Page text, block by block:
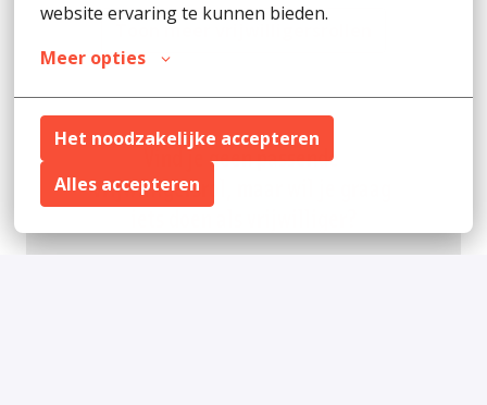
website ervaring te kunnen bieden.
Meer opties
Het noodzakelijke accepteren
Alles accepteren
Toon meer vrijwilligersrollen
Vind je geen passende
vrijwilligersrol, maar wil je graag
iets doen als vrijwilliger?